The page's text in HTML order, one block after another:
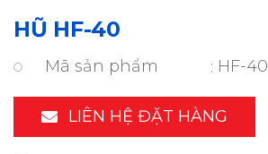
HŨ HF-40
Mã sản phẩm HF-40
LIÊN HỆ ĐẶT HÀNG